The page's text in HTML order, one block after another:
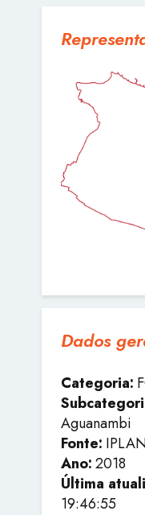
Dados
Categoria:
Aguanambi
Fonte:
Ano:2018
Última
19:46:55